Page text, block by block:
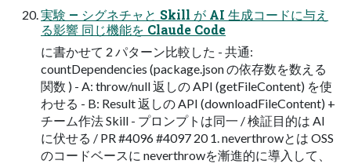
実験 — シグネチャと Skill が AI 生成コードに与え
る影響 同じ機能を Claude Code
に書かせて 2 パターン比較した - 共通:
countDependencies (package.json の依存数を数える
関数 ) - A: throw/null 返しの API (getFileContent) を使
わせる - B: Result 返しの API (downloadFileContent) +
チーム作法 Skill - プロンプトは同一 / 検証目的は AI
に伏せる / PR #4096 #4097 20 1. neverthrowとは OSS
のコードベースに neverthrowを漸進的に導入して、